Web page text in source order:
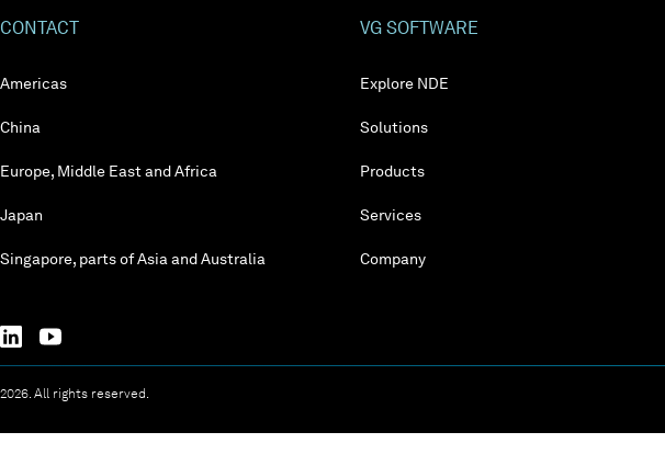
CONTACT
Americas
China
Europe, Middle East and Africa
Japan
Singapore, parts of Asia and Australia
VG SOFTWARE
Explore NDE
Solutions
Products
Services
Company
2026. All rights reserved.